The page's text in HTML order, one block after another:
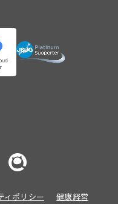
ィポリシー 健康経営